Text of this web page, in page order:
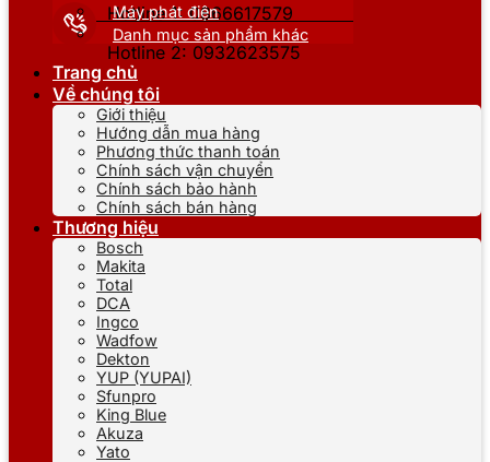
Hotline 1: 0866617579
Hotline 2: 0932623575
Máy phát điện
Danh mục sản phẩm khác
Trang chủ
Về chúng tôi
Giới thiệu
Hướng dẫn mua hàng
Phương thức thanh toán
Chính sách vận chuyển
Chính sách bảo hành
Chính sách bán hàng
Thương hiệu
Bosch
Makita
Total
DCA
Ingco
Wadfow
Dekton
YUP (YUPAI)
Sfunpro
King Blue
Akuza
Yato